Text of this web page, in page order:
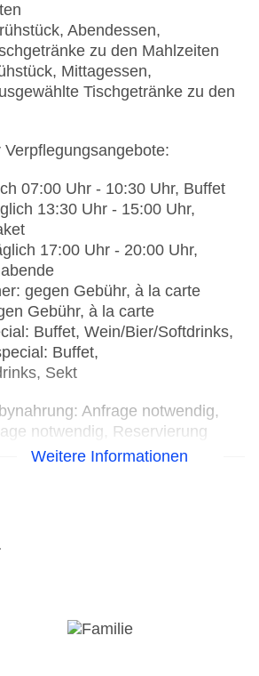
Abendessen,
zu den Mahlzeiten
Mittagessen,
Tischgetränke zu den
07:00 Uhr - 10:30 Uhr, Buffet
13:30 Uhr - 15:00 Uhr,
17:00 Uhr - 20:00 Uhr,
gegen Gebühr, à la carte
Gebühr, à la carte
Buffet, Wein/Bier/Softdrinks,
Buffet,
Sekt
Anfrage notwendig,
notwendig, Reservierung
glutenfreie Gerichte: Anfrage
Weitere Informationen